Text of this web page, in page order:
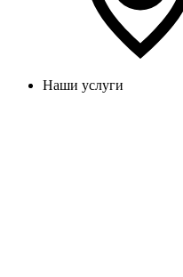
Наши услуги